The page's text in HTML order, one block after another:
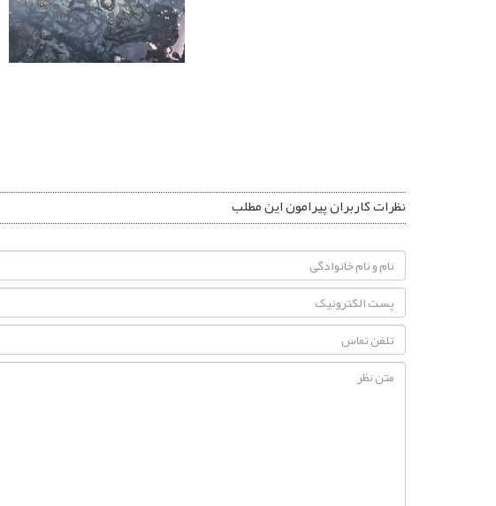
نظرات کاربران پیرامون این مطلب